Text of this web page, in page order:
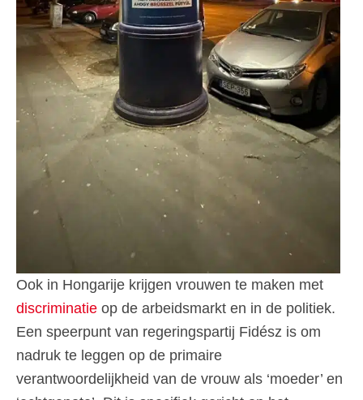
Ook in Hongarije krijgen vrouwen te maken met
discriminatie op de arbeidsmarkt en in de politiek.
Een speerpunt van regeringspartij Fidész is om
nadruk te leggen op de primaire
verantwoordelijkheid van de vrouw als ‘moeder’ en